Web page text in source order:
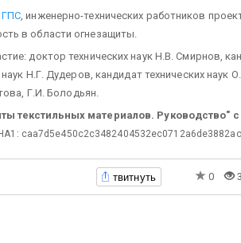
ГПС , инженерно-технических работников
в области огнезащиты.
доктор технических наук Н.В. Смирнов,
Н.Г. Дудеров, кандидат технических наук
Г.И. Болодьян.
текстильных материалов. Руководство" с
твитнуть 0